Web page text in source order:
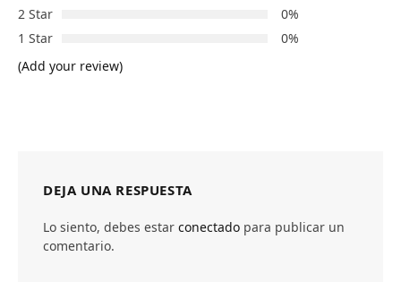
2 Star
0%
1 Star
0%
(Add your review)
DEJA UNA RESPUESTA
Lo siento, debes estar conectado para publicar un
comentario.